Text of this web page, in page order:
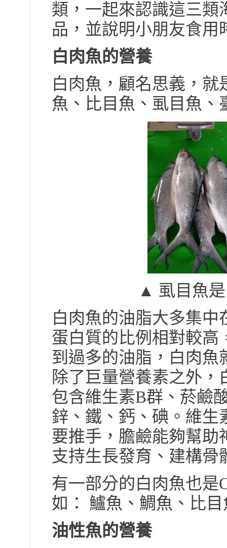
類，一起來認識這三類
品，並說明小朋友食用
白肉魚的營養
白肉魚，顧名思義，
魚、比目魚、虱目魚、
▲ 虱目魚
白肉魚的油脂大多集
蛋白質的比例相對較高
到過多的油脂，白肉魚
除了巨量營養素之外
包含維生素B群、菸鹼
鋅、鐵、鈣、碘。維生
要推手，膽鹼能夠幫助
支持生長發育、建構骨
有一部分的白肉魚也是
如： 鱸魚、鯛魚、比
油性魚的營養